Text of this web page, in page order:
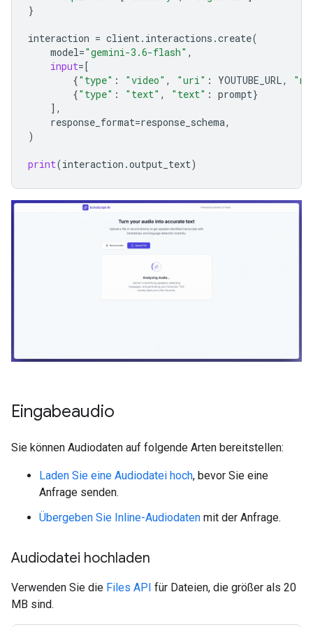
}
interaction = client. interactions .create(
model="gemini-3.6-flash" ,
input=[
{"type" : "video" , "uri" : YOUTUBE_URL,
{"type" : "text" , "text" : prompt}
],
response_format=response_schema,
)
print(interaction .output_text)
Eingabeaudio
Sie können Audiodaten auf folgende Arten bereitstellen:
Laden Sie eine Audiodatei hoch, bevor Sie eine
Anfrage senden.
Übergeben Sie Inline-Audiodaten mit der Anfrage.
Audiodatei hochladen
Verwenden Sie die Files API für Dateien, die größer als 20
MB sind.